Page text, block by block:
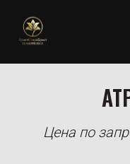
Цена по